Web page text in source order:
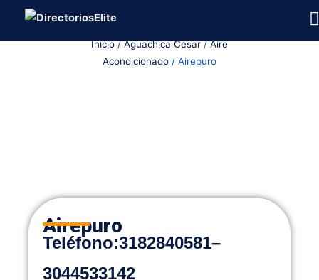
Inicio/Aguachica Cesar/Aire
Acondicionado / Airepuro
Airepuro
Teléfono:3182840581–
3044533142